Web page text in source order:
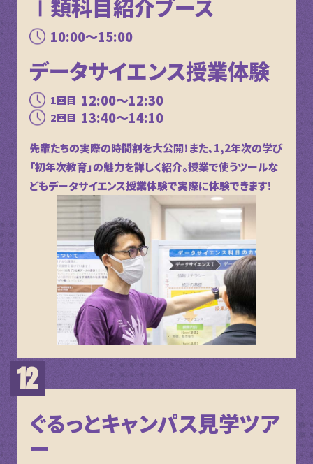
Ⅰ類科目紹介ブース
10:00～15:00
データサイエンス授業体験
1回目 12:00～12:30
2回目 13:40～14:10
先輩たちの実際の時間割を大公開！また、1,2年次の学び
「初年次教育」の魅力を詳しく紹介。授業で使うツールな
どもデータサイエンス授業体験で実際に体験できます！
ぐるっとキャンパス見学ツア
ー